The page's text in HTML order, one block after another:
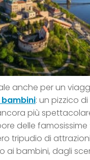
anche per un
bambini: un pizzico
più
delle famosissime
tripudio di
ai bambini, dagli